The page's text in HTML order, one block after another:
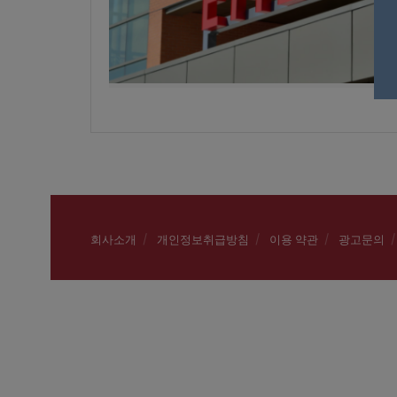
회사소개 개인정보취급방침 이용 약관 광고문의